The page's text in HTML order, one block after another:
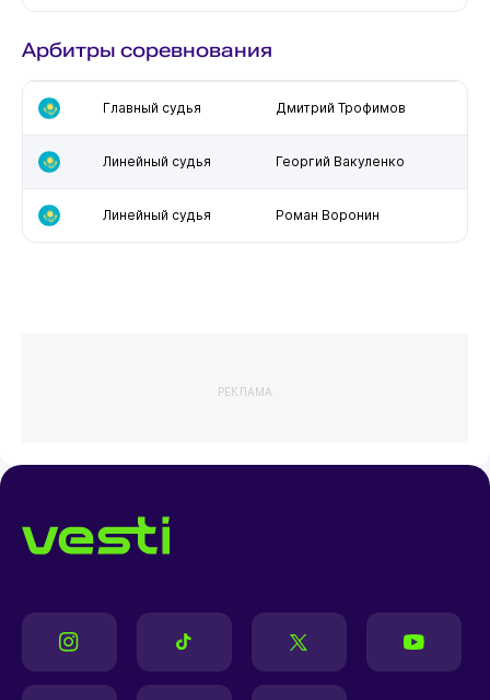
Арбитры соревнования
Главный судья Дмитрий Трофимов
Линейный судья Георгий Вакуленко
Линейный судья Роман Воронин
РЕКЛАМА